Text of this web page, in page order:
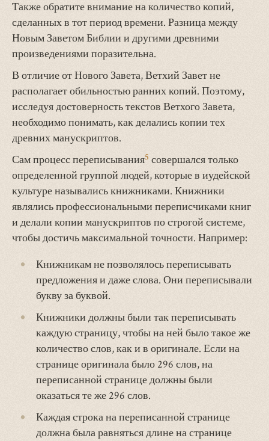
Также обратите внимание на количество копий,
сделанных в тот период времени. Разница между
Новым Заветом Библии и другими древними
произведениями поразительна.
В отличие от Нового Завета, Ветхий Завет не
располагает обильностью ранних копий. Поэтому,
исследуя достоверность текстов Ветхого Завета,
необходимо понимать, как делались копии тех
древних манускриптов.
Сам процесс переписывания5 совершался только
определенной группой людей, которые в иудейской
культуре назывались книжниками. Книжники
являлись профессиональными переписчиками книг
и делали копии манускриптов по строгой системе,
чтобы достичь максимальной точности. Например:
Книжникам не позволялось переписывать
предложения и даже слова. Они переписывали
букву за буквой.
Книжники должны были так переписывать
каждую страницу, чтобы на ней было такое же
количество слов, как и в оригинале. Если на
странице оригинала было 296 слов, на
переписанной странице должны были
оказаться те же 296 слов.
Каждая строка на переписанной странице
должна была равняться длине на странице